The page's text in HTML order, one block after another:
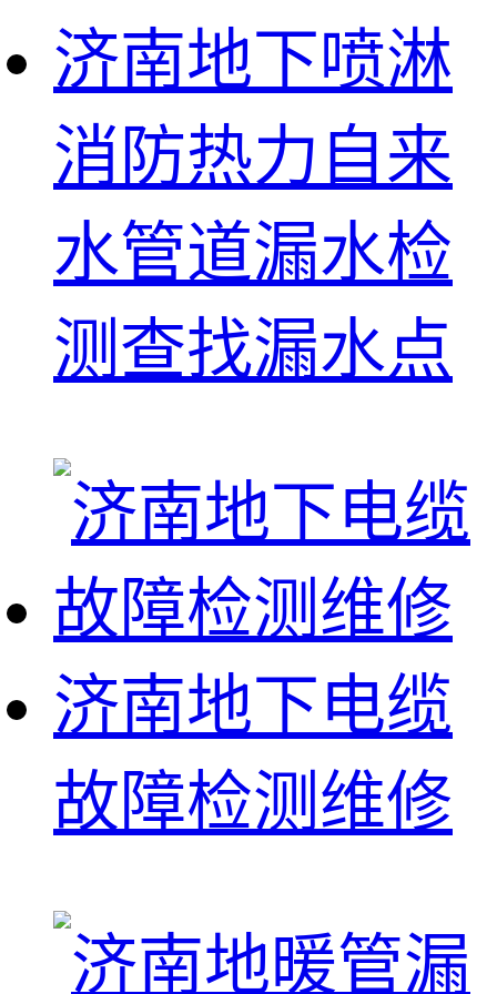
济南地下喷淋
消防热力自来
水管道漏水检
测查找漏水点
济南地下电缆
故障检测维修